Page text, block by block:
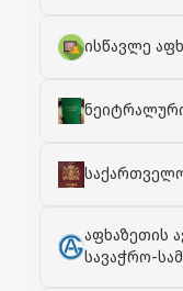
ისწავლე
აფხაზეთის
სავაჭრო-